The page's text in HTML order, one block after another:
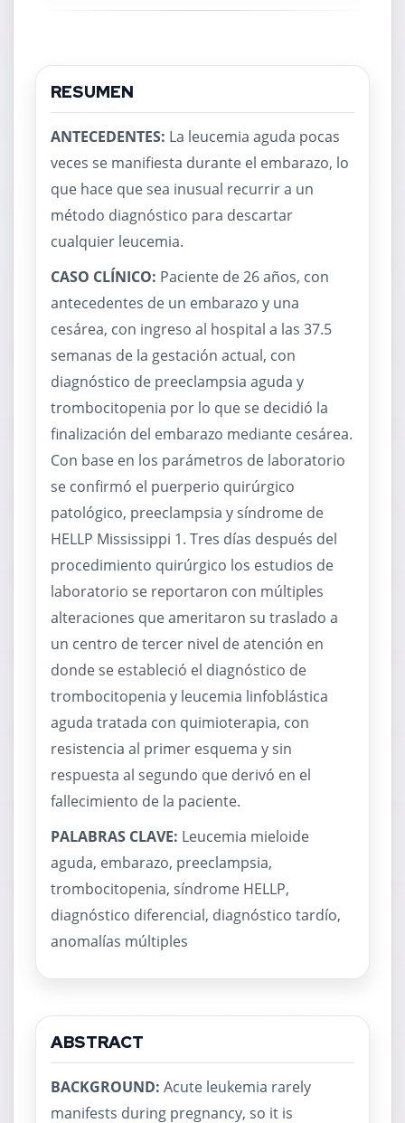
RESUMEN
ANTECEDENTES: La leucemia aguda pocas
veces se manifiesta durante el embarazo, lo
que hace que sea inusual recurrir a un
método diagnóstico para descartar
cualquier leucemia.
CASO CLÍNICO: Paciente de 26 años, con
antecedentes de un embarazo y una
cesárea, con ingreso al hospital a las 37.5
semanas de la gestación actual, con
diagnóstico de preeclampsia aguda y
trombocitopenia por lo que se decidió la
finalización del embarazo mediante cesárea.
Con base en los parámetros de laboratorio
se confirmó el puerperio quirúrgico
patológico, preeclampsia y síndrome de
HELLP Mississippi 1. Tres días después del
procedimiento quirúrgico los estudios de
laboratorio se reportaron con múltiples
alteraciones que ameritaron su traslado a
un centro de tercer nivel de atención en
donde se estableció el diagnóstico de
trombocitopenia y leucemia linfoblástica
aguda tratada con quimioterapia, con
resistencia al primer esquema y sin
respuesta al segundo que derivó en el
fallecimiento de la paciente.
PALABRAS CLAVE: Leucemia mieloide
aguda, embarazo, preeclampsia,
trombocitopenia, síndrome HELLP,
diagnóstico diferencial, diagnóstico tardío,
anomalías múltiples
ABSTRACT
BACKGROUND: Acute leukemia rarely
manifests during pregnancy, so it is